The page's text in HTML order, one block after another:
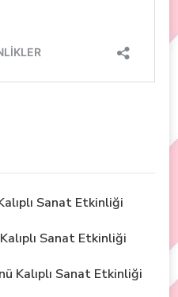
Sanat Etkinliği
Sanat Etkinliği
Kalıplı Sanat Etkinliği